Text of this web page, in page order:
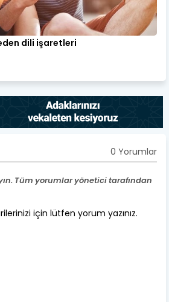
dili işaretleri
0 Yorumlar
Tüm yorumlar yönetici tarafından
için lütfen yorum yazınız.